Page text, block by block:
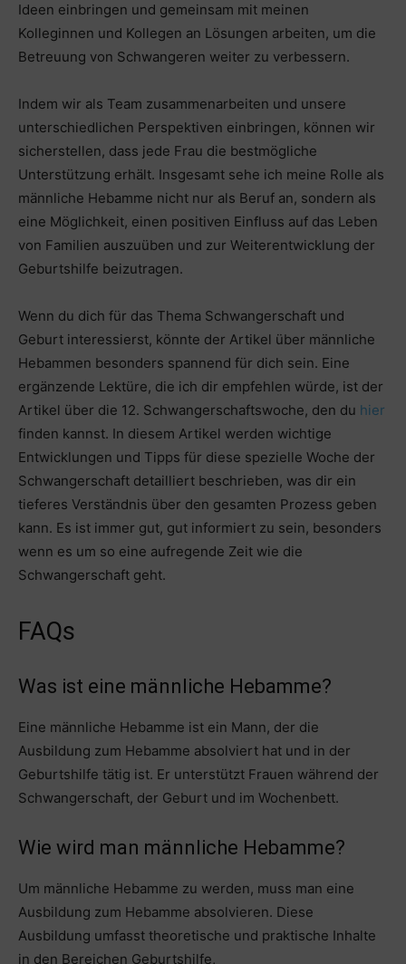
Ideen einbringen und gemeinsam mit meinen
Kolleginnen und Kollegen an Lösungen arbeiten, um die
Betreuung von Schwangeren weiter zu verbessern.
Indem wir als Team zusammenarbeiten und unsere
unterschiedlichen Perspektiven einbringen, können wir
sicherstellen, dass jede Frau die bestmögliche
Unterstützung erhält. Insgesamt sehe ich meine Rolle als
männliche Hebamme nicht nur als Beruf an, sondern als
eine Möglichkeit, einen positiven Einfluss auf das Leben
von Familien auszuüben und zur Weiterentwicklung der
Geburtshilfe beizutragen.
Wenn du dich für das Thema Schwangerschaft und
Geburt interessierst, könnte der Artikel über männliche
Hebammen besonders spannend für dich sein. Eine
ergänzende Lektüre, die ich dir empfehlen würde, ist der
Artikel über die 12. Schwangerschaftswoche, den du hier
finden kannst. In diesem Artikel werden wichtige
Entwicklungen und Tipps für diese spezielle Woche der
Schwangerschaft detailliert beschrieben, was dir ein
tieferes Verständnis über den gesamten Prozess geben
kann. Es ist immer gut, gut informiert zu sein, besonders
wenn es um so eine aufregende Zeit wie die
Schwangerschaft geht.
FAQs
Was ist eine männliche Hebamme?
Eine männliche Hebamme ist ein Mann, der die
Ausbildung zum Hebamme absolviert hat und in der
Geburtshilfe tätig ist. Er unterstützt Frauen während der
Schwangerschaft, der Geburt und im Wochenbett.
Wie wird man männliche Hebamme?
Um männliche Hebamme zu werden, muss man eine
Ausbildung zum Hebamme absolvieren. Diese
Ausbildung umfasst theoretische und praktische Inhalte
in den Bereichen Geburtshilfe,